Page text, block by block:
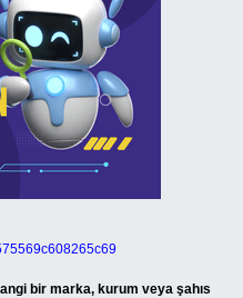
bir marka, kurum veya şahıs